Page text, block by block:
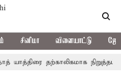
சினிமா விளையாட்டு
தற்காலிகமாக நிறுத்தம்